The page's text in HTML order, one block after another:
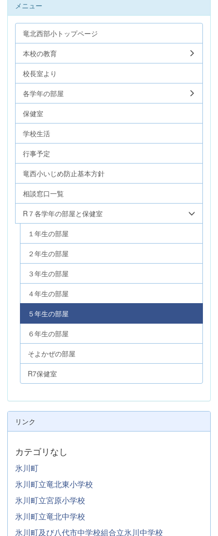
メニュー
竜北西部小トップページ
本校の教育
校長室より
各学年の部屋
保健室
学校生活
行事予定
竜西小いじめ防止基本方針
相談窓口一覧
R７各学年の部屋と保健室
１年生の部屋
２年生の部屋
３年生の部屋
４年生の部屋
５年生の部屋
６年生の部屋
そよかぜの部屋
R7保健室
リンク
カテゴリなし
氷川町
氷川町立竜北東小学校
氷川町立宮原小学校
氷川町立竜北中学校
氷川町及び八代市中学校組合立氷川中学校